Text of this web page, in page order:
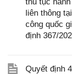
liên thông
công quốc
định 367/
Quyết định